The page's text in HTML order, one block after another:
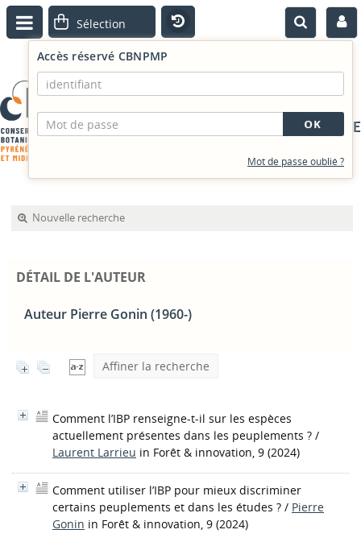
PORTAIL DOCUMENTAIRE
Accès réservé CBNPMP
Mot de passe oublié ?
Nouvelle recherche
DÉTAIL DE L'AUTEUR
Auteur Pierre Gonin (1960-)
Affiner la recherche
Comment l’IBP renseigne-t-il sur les espèces
actuellement présentes dans les peuplements ? /
Laurent Larrieu in Forêt & innovation, 9 (2024)
Comment utiliser l’IBP pour mieux discriminer
certains peuplements et dans les études ? / Pierre
Gonin in Forêt & innovation, 9 (2024)